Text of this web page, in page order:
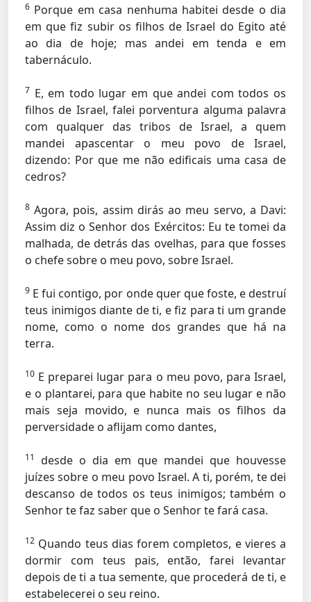
6 Porque em casa nenhuma habitei desde o dia
em que fiz subir os filhos de Israel do Egito até
ao dia de hoje; mas andei em tenda e em
tabernáculo.
7 E, em todo lugar em que andei com todos os
filhos de Israel, falei porventura alguma palavra
com qualquer das tribos de Israel, a quem
mandei apascentar o meu povo de Israel,
dizendo: Por que me não edificais uma casa de
cedros?
8 Agora, pois, assim dirás ao meu servo, a Davi:
Assim diz o Senhor dos Exércitos: Eu te tomei da
malhada, de detrás das ovelhas, para que fosses
o chefe sobre o meu povo, sobre Israel.
9 E fui contigo, por onde quer que foste, e destruí
teus inimigos diante de ti, e fiz para ti um grande
nome, como o nome dos grandes que há na
terra.
10 E preparei lugar para o meu povo, para Israel,
e o plantarei, para que habite no seu lugar e não
mais seja movido, e nunca mais os filhos da
perversidade o aflijam como dantes,
11
desde o dia em que mandei que houvesse
juízes sobre o meu povo Israel. A ti, porém, te dei
descanso de todos os teus inimigos; também o
Senhor te faz saber que o Senhor te fará casa.
12 Quando teus dias forem completos, e vieres a
dormir com teus pais, então, farei levantar
depois de ti a tua semente, que procederá de ti, e
estabelecerei o seu reino.